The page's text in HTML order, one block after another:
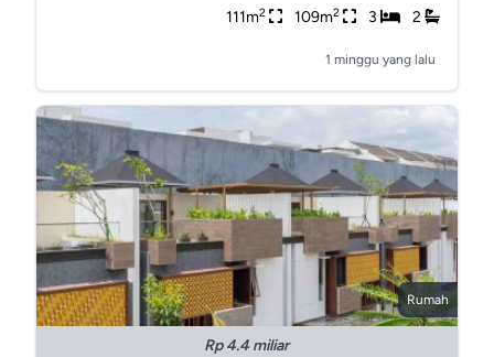
111m2 109m2 3 2
1 minggu yang lalu
Rumah
Rp 4.4 miliar